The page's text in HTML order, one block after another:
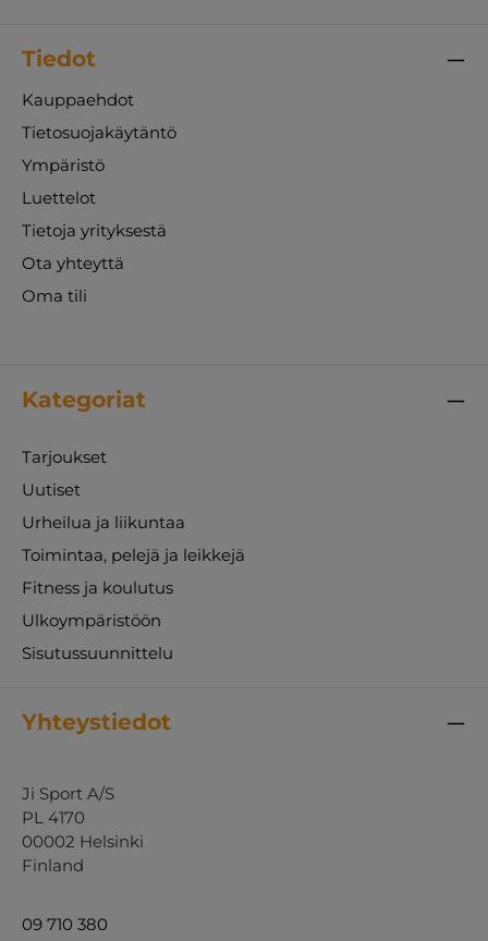
Tiedot
Kauppaehdot
Tietosuojakäytäntö
Ympäristö
Luettelot
Tietoja yrityksestä
Ota yhteyttä
Oma tili
Kategoriat
Tarjoukset
Uutiset
Urheilua ja liikuntaa
Toimintaa, pelejä ja leikkejä
Fitness ja koulutus
Ulkoympäristöön
Sisutussuunnittelu
Yhteystiedot
Ji Sport A/S
PL 4170
00002 Helsinki
Finland
09 710 380